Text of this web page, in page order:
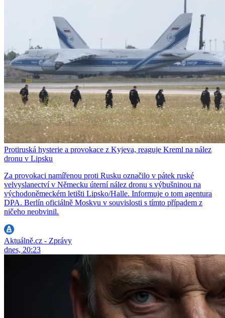
Protiruská hysterie a provokace z Kyjeva, reaguje Kreml na nález
dronu v Lipsku
Za provokaci namířenou proti Rusku označilo v pátek ruské
velvyslanectví v Německu úterní nález dronu s výbušninou na
východoněmeckém letišti Lipsko/Halle. Informuje o tom agentura
DPA. Berlín oficiálně Moskvu v souvislosti s tímto případem z
ničeho neobvinil.
Aktuálně.cz - Zprávy
dnes, 20:23